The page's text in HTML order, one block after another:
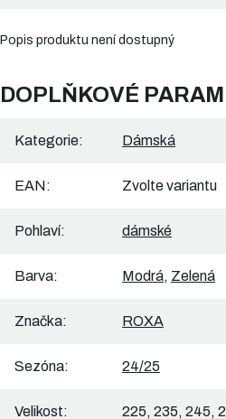
Popis produktu není dostupný
DOPLŇKOVÉ
Kategorie: Dámská
EAN: Zvolte variantu
Pohlaví: dámské
Barva: Modrá, Zelená
Značka: ROXA
Sezóna: 24/25
Velikost: 225, 235, 245,